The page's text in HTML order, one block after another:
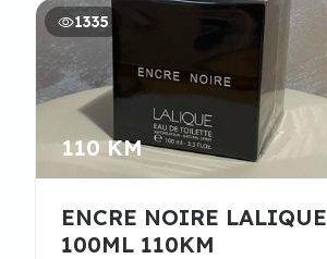
1335
110 KM
ENCRE NOIRE LALIQUE
100ML 110KM